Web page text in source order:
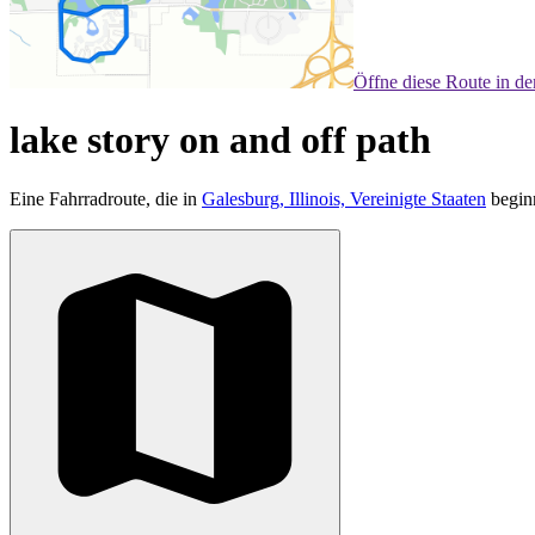
Öffne diese Route in
lake story on and off path
Eine Fahrradroute, die in Galesburg, Illinois, Vereinigte Staaten